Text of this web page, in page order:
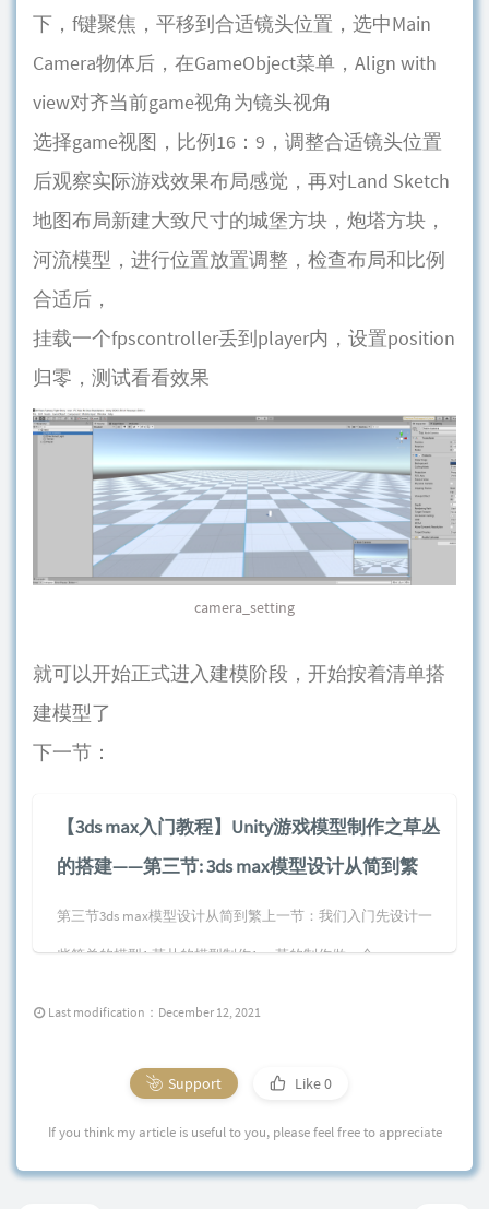
下，f键聚焦，平移到合适镜头位置，选中Main
Camera物体后，在GameObject菜单，Align with
view对齐当前game视角为镜头视角
选择game视图，比例16：9，调整合适镜头位置
后观察实际游戏效果布局感觉，再对Land Sketch
地图布局新建大致尺寸的城堡方块，炮塔方块，
河流模型，进行位置放置调整，检查布局和比例
合适后，
挂载一个fpscontroller丢到player内，设置position
归零，测试看看效果
camera_setting
就可以开始正式进入建模阶段，开始按着清单搭
建模型了
下一节：
【3ds max入门教程】Unity游戏模型制作之草丛
的搭建——第三节: 3ds max模型设计从简到繁
第三节3ds max模型设计从简到繁上一节：我们入门先设计一
些简单的模型1.草丛的模型制作1.a. 草的制作做一个...
Last modification：December 12, 2021
Support Like0
If you think my article is useful to you, please feel free to appreciate